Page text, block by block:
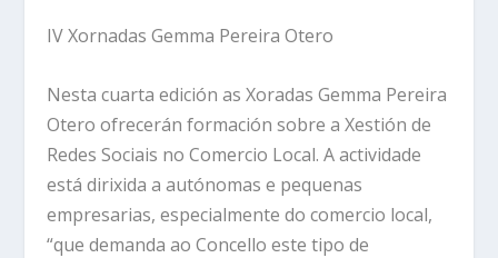
IV Xornadas Gemma Pereira Otero
Nesta cuarta edición as Xoradas Gemma Pereira
Otero ofrecerán formación sobre a Xestión de
Redes Sociais no Comercio Local. A actividade
está dirixida a autónomas e pequenas
empresarias, especialmente do comercio local,
“que demanda ao Concello este tipo de